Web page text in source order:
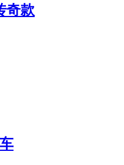
奇款